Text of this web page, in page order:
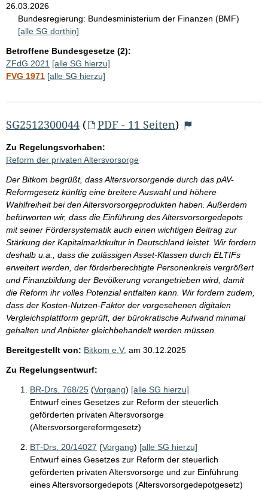
26.03.2026
Bundesregierung: Bundesministerium der Finanzen (BMF)
[alle SG dorthin]
Betroffene Bundesgesetze (2):
ZFdG 2021 [alle SG hierzu]
FVG 1971 [alle SG hierzu]
SG2512300044 ( PDF - 11 Seiten)
Zu Regelungsvorhaben:
Reform der privaten Altersvorsorge
Der Bitkom begrüßt, dass Altersvorsorgende durch das pAV-
Reformgesetz künftig eine breitere Auswahl und höhere
Wahlfreiheit bei den Altersvorsorgeprodukten haben. Außerdem
befürworten wir, dass die Einführung des Altersvorsorgedepots
mit seiner Fördersystematik auch einen wichtigen Beitrag zur
Stärkung der Kapitalmarktkultur in Deutschland leistet. Wir fordern
deshalb u.a., dass die zulässigen Asset-Klassen durch ELTIFs
erweitert werden, der förderberechtigte Personenkreis vergrößert
und Finanzbildung der Bevölkerung vorangetrieben wird, damit
die Reform ihr volles Potenzial entfalten kann. Wir fordern zudem,
dass der Kosten-Nutzen-Faktor der vorgesehenen digitalen
Vergleichsplattform geprüft, der bürokratische Aufwand minimal
gehalten und Anbieter gleichbehandelt werden müssen.
Bereitgestellt von: Bitkom e.V. am 30.12.2025
Zu Regelungsentwurf:
BR-Drs. 768/25 (Vorgang) [alle SG hierzu]
Entwurf eines Gesetzes zur Reform der steuerlich
geförderten privaten Altersvorsorge
(Altersvorsorgereformgesetz)
BT-Drs. 20/14027 (Vorgang) [alle SG hierzu]
Entwurf eines Gesetzes zur Reform der steuerlich
geförderten privaten Altersvorsorge und zur Einführung
eines Altersvorsorgedepots (Altersvorsorgedepotgesetz)